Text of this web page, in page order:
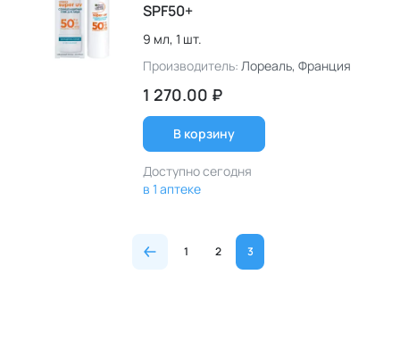
SPF50+
9 мл, 1 шт.
Производитель: Лореаль, Франция
1 270.00 ₽
В корзину
Доступно сегодня
в 1 аптеке
1 2 3